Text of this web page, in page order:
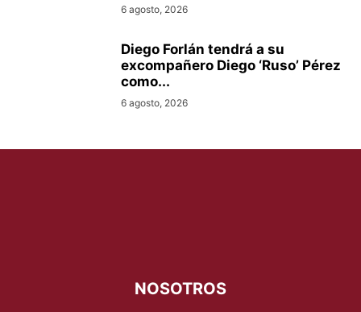
6 agosto, 2026
Diego Forlán tendrá a su
excompañero Diego ‘Ruso’ Pérez
como...
6 agosto, 2026
NOSOTROS